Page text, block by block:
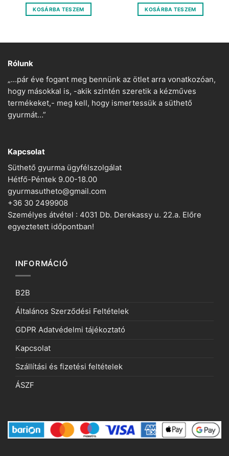
KOSÁRBA TESZEM KOSÁRBA TESZEM
Rólunk
„…pár éve fogant meg bennünk az ötlet arra vonatkozóan,
hogy másokkal is, -akik szintén szeretik a kézműves
termékeket,- meg kell, hogy ismertessük a süthető
gyurmát…”
Kapcsolat
Süthető gyurma ügyfélszolgálat
Hétfő-Péntek 9.00-18.00
gyurmasutheto@gmail.com
+36 30 2499908
Személyes átvétel : 4031 Db. Derekassy u. 22.a. Előre
egyeztetett időpontban!
INFORMÁCIÓ
B2B
Általános Szerződési Feltételek
GDPR Adatvédelmi tájékoztató
Kapcsolat
Szállítási és fizetési feltételek
ÁSZF